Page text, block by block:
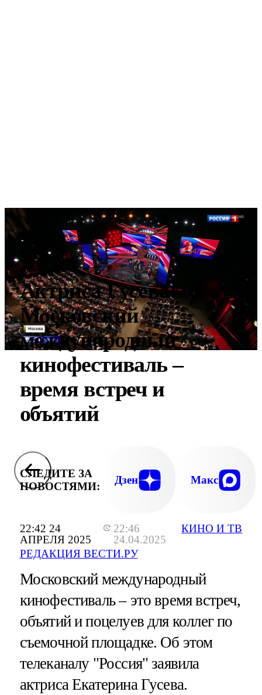
22:42 24
АПРЕЛЯ 2025
22:46
24.04.2025
РЕДАКЦИЯ ВЕСТИ.РУ
КИНО И ТВ
Актриса Гусева:
Московский
международный
кинофестиваль –
время встреч и
объятий
СЛЕДИТЕ ЗА
НОВОСТЯМИ:
Дзен Макс
Московский международный
кинофестиваль – это время встреч,
объятий и поцелуев для коллег по
съемочной площадке. Об этом
телеканалу "Россия" заявила
актриса Екатерина Гусева.